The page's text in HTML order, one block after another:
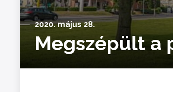
2020. május 28.
Megszépült